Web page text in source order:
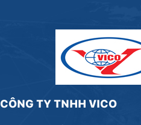
CÔNG TY TNHH VICO